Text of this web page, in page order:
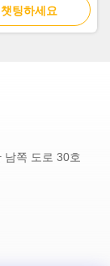
팅하세요
남쪽 도로 30호